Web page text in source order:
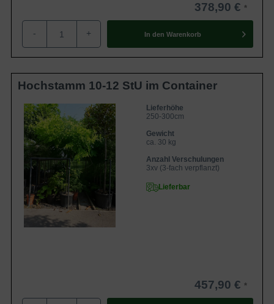
378,90 €
- + In den Warenkorb
Hochstamm 10-12 StU im Container
Lieferhöhe
250-300cm
Gewicht
ca. 30 kg
Anzahl Verschulungen
3xv (3-fach verpflanzt)
Lieferbar
457,90 €